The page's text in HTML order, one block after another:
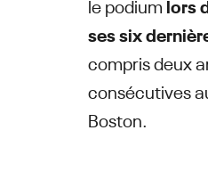
le podium lors
ses six
compris deux
consécutives
Boston.